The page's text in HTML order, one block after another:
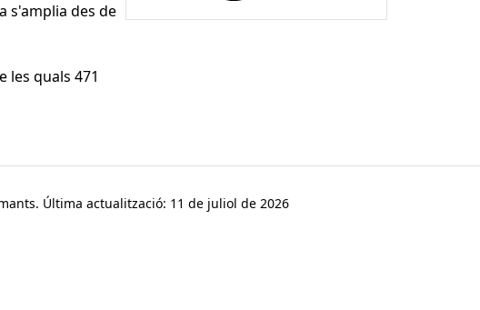
s'amplia des de
les quals 471
Última actualització: 11 de juliol de 2026